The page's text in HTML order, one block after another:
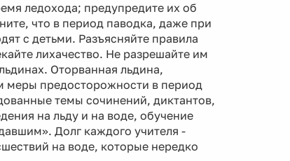
ледохода; предупредите их об
что в период паводка, даже при
с детьми. Разъясняйте правила
лихачество. Не разрешайте им
Оторванная льдина,
меры предосторожности в период
темы сочинений, диктантов,
на льду и на воде, обучение
Долг каждого учителя -
на воде, которые нередко